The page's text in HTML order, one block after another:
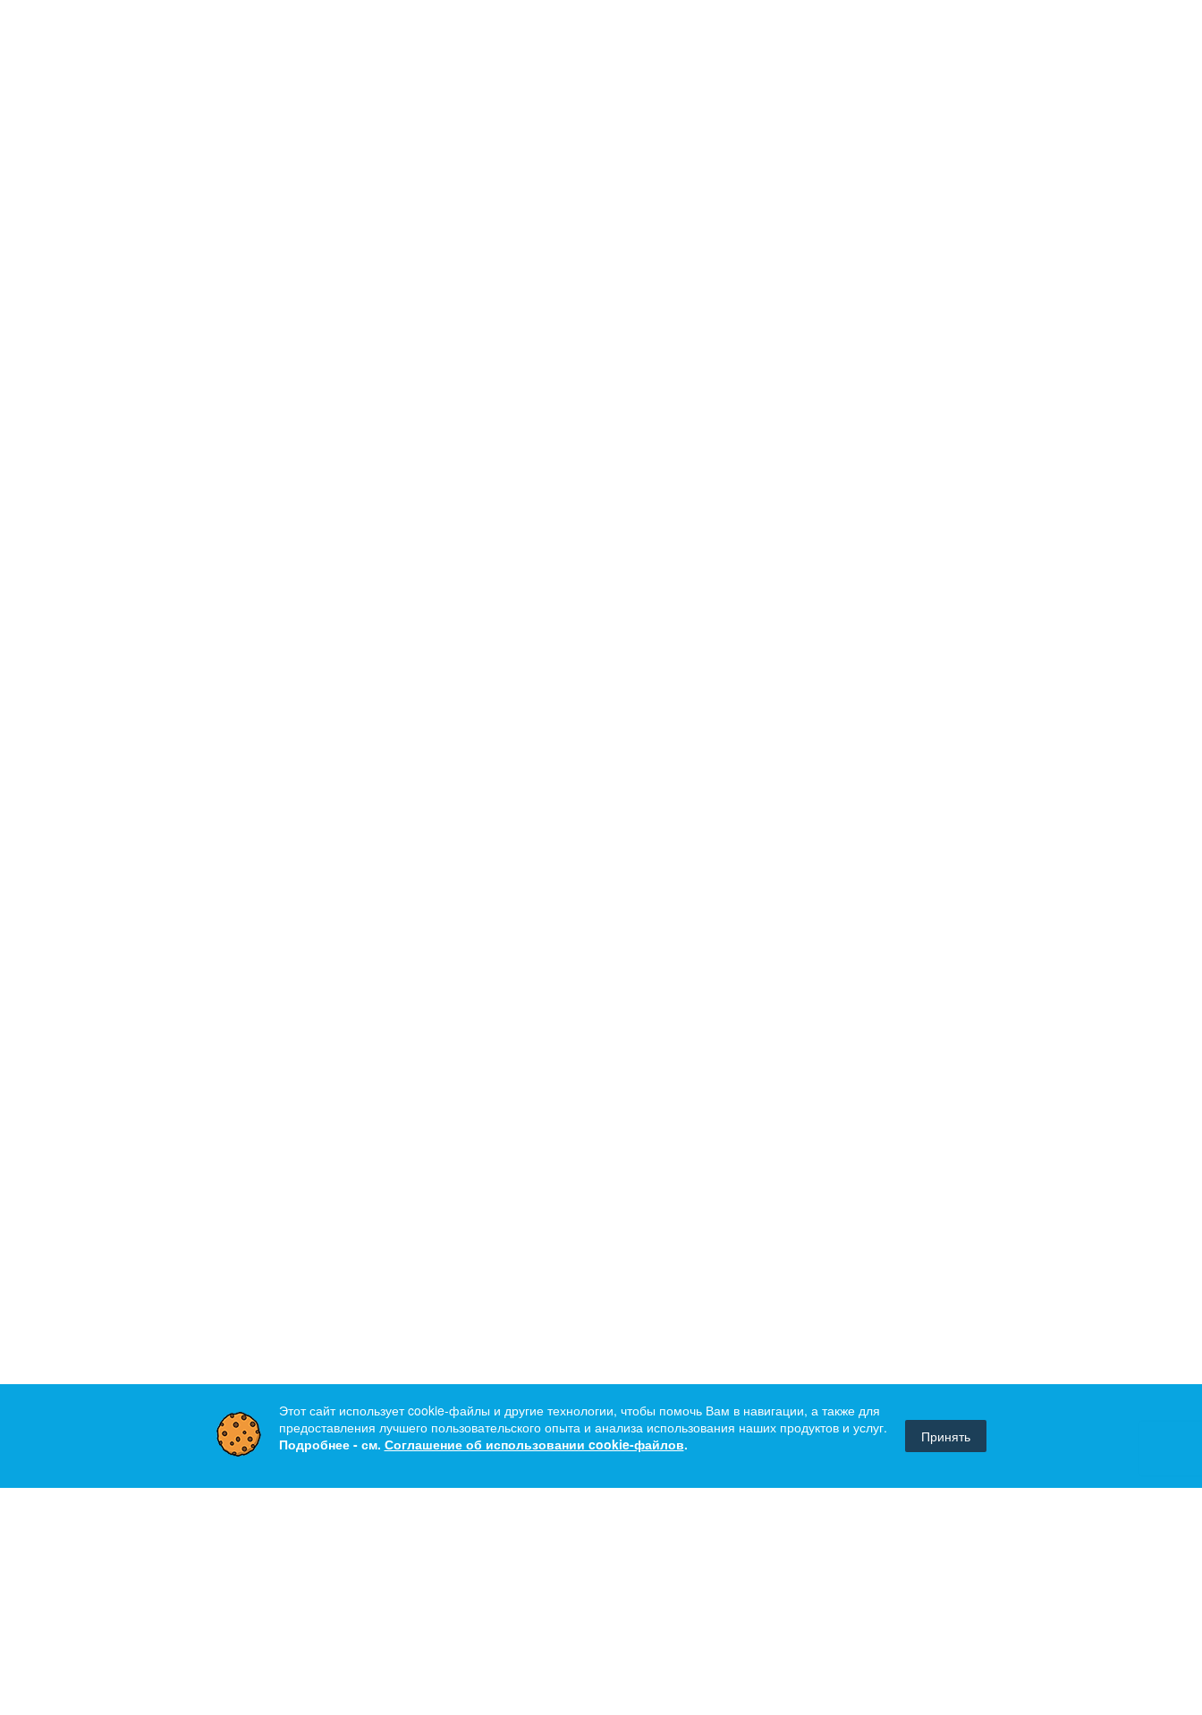
Этот сайт использует cookie-файлы и другие технологии, чтобы помочь Вам в навигации, а также для
предоставления лучшего пользовательского опыта и анализа использования наших продуктов и услуг.
Подробнее - см. Соглашение об использовании cookie-файлов. Принять